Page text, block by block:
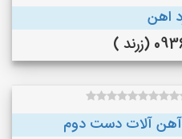
اهن
)
آهن آلات دست دوم